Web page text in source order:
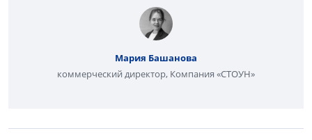
Мария Башанова
коммерческий директор, Компания «СТОУН»